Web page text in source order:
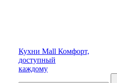
Кухни Mall Комфорт,
доступный
каждому